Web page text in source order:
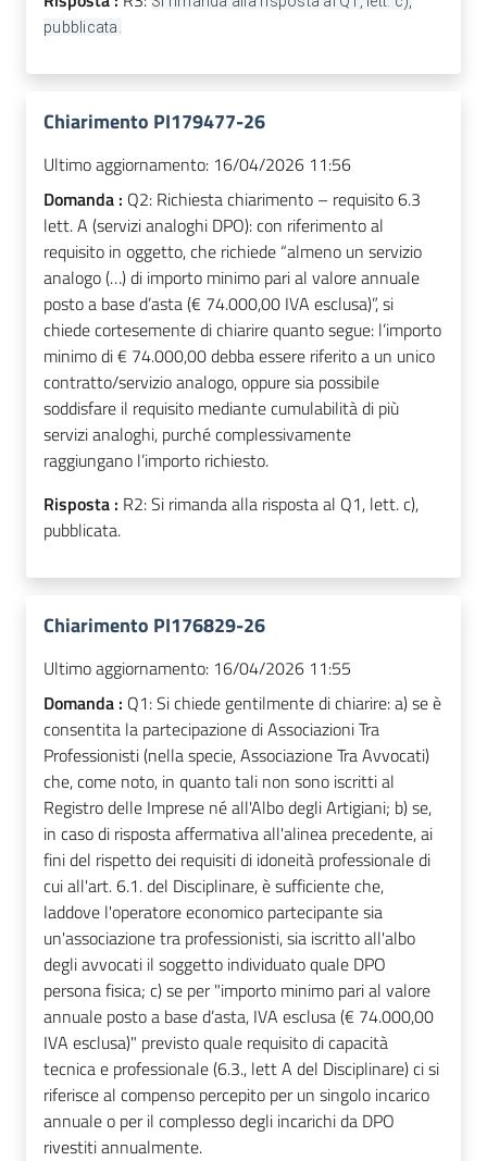
pubblicata.
Chiarimento PI179477-26
Ultimo aggiornamento: 16/04/2026 11:56
Domanda : Q2: Richiesta chiarimento – requisito 6.3
lett. A (servizi analoghi DPO): con riferimento al
requisito in oggetto, che richiede “almeno un servizio
analogo (…) di importo minimo pari al valore annuale
posto a base d’asta (€ 74.000,00 IVA esclusa)”, si
chiede cortesemente di chiarire quanto segue: l’importo
minimo di € 74.000,00 debba essere riferito a un unico
contratto/servizio analogo, oppure sia possibile
soddisfare il requisito mediante cumulabilità di più
servizi analoghi, purché complessivamente
raggiungano l’importo richiesto.
Risposta : R2: Si rimanda alla risposta al Q1, lett. c),
pubblicata.
Chiarimento PI176829-26
Ultimo aggiornamento: 16/04/2026 11:55
Domanda : Q1: Si chiede gentilmente di chiarire: a) se è
consentita la partecipazione di Associazioni Tra
Professionisti (nella specie, Associazione Tra Avvocati)
che, come noto, in quanto tali non sono iscritti al
Registro delle Imprese né all'Albo degli Artigiani; b) se,
in caso di risposta affermativa all'alinea precedente, ai
fini del rispetto dei requisiti di idoneità professionale di
cui all'art. 6.1. del Disciplinare, è sufficiente che,
laddove l'operatore economico partecipante sia
un'associazione tra professionisti, sia iscritto all'albo
degli avvocati il soggetto individuato quale DPO
persona fisica; c) se per "importo minimo pari al valore
annuale posto a base d’asta, IVA esclusa (€ 74.000,00
IVA esclusa)" previsto quale requisito di capacità
tecnica e professionale (6.3., lett A del Disciplinare) ci si
riferisce al compenso percepito per un singolo incarico
annuale o per il complesso degli incarichi da DPO
rivestiti annualmente.